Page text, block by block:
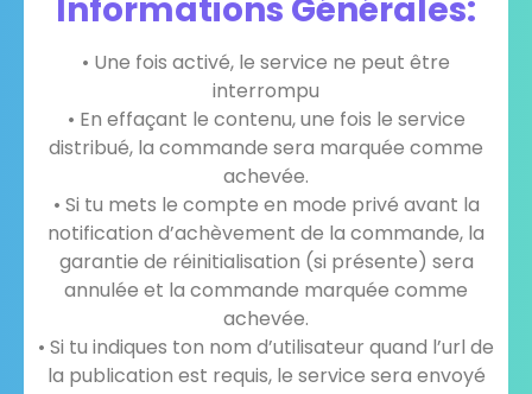
Informations Générales:
• Une fois activé, le service ne peut être
interrompu
• En effaçant le contenu, une fois le service
distribué, la commande sera marquée comme
achevée.
• Si tu mets le compte en mode privé avant la
notification d’achèvement de la commande, la
garantie de réinitialisation (si présente) sera
annulée et la commande marquée comme
achevée.
• Si tu indiques ton nom d’utilisateur quand l’url de
la publication est requis, le service sera envoyé